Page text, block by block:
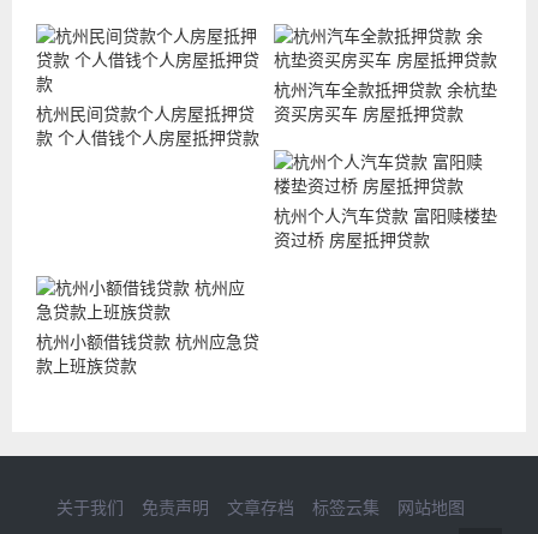
杭州民间贷款个人房屋抵押贷
款 个人借钱个人房屋抵押贷款
杭州汽车全款抵押贷款 余杭垫
资买房买车 房屋抵押贷款
杭州个人汽车贷款 富阳赎楼垫
资过桥 房屋抵押贷款
杭州小额借钱贷款 杭州应急贷
款上班族贷款
关于我们 免责声明 文章存档 标签云集 网站地图